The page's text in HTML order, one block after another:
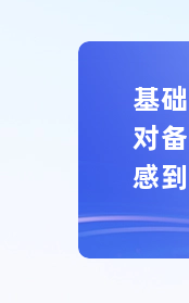
基
对
感